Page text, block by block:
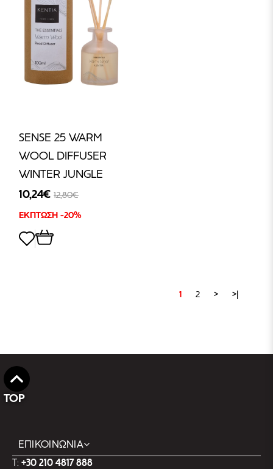
SENSE 25 WARM
WOOL DIFFUSER
WINTER JUNGLE
10,24€ 12,80€
ΕΚΠΤΩΣΗ -20%
1 2 > >|
TOP
ΕΠΙΚΟΙΝΩΝΙΑ
T: +30 210 4817 888